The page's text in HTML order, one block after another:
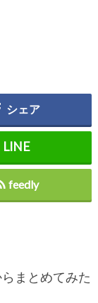
シェア
feedly
まとめてみた